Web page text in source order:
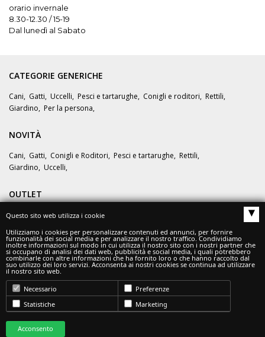
orario invernale
8.30-12.30 / 15-19
Dal lunedì al Sabato
CATEGORIE GENERICHE
Cani, Gatti, Uccelli, Pesci e tartarughe, Conigli e roditori, Rettili,
Giardino, Per la persona,
NOVITÀ
Cani, Gatti, Conigli e Roditori, Pesci e tartarughe, Rettili,
Giardino, Uccelli,
OUTLET
OFFERTE
© Zoo360 - ADM SRL
Tel.375/5796753 - Email:info@zoo360.it
INDIRIZZO Sede Legale: Via Gramsci, 7 - 42124 Reggio Emilia (RE)
Indirizzo PEC admsrl19@pec.it - Numero REA RE – 320162 -
Questo sito web utilizza i cookie ▴
Utilizziamo i cookies per personalizzare contenuti ed annunci, per fornire
funzionalità dei social media e per analizzare il nostro traffico. Condividiamo
inoltre informazioni sul modo in cui utilizza il nostro sito con i nostri partner che
si occupano di analisi dei dati web, pubblicità e social media, i quali potrebbero
combinarle con altre informazioni che ha fornito loro o che hanno raccolto dal
suo utilizzo dei loro servizi. Acconsenta ai nostri cookies se continua ad utilizzare
il nostro sito web.
Necessario
Preferenze
Statistiche
Marketing
Acconsento